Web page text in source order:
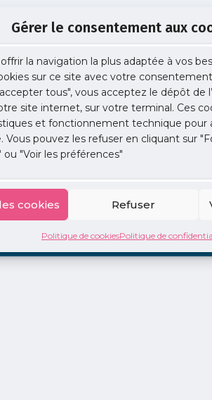
Gérer le consentement aux
la navigation la plus adaptée à vos
sur ce site avec votre
tous", vous acceptez le dépôt de
site internet, sur votre terminal. Ces
et fonctionnement technique pour
Vous pouvez les refuser en cliquant sur
"Voir les préférences"
cookies Refuser
Politique de cookiesPolitique de
La Centrale 2 jours en libéral Adopte 1